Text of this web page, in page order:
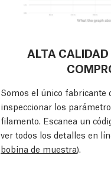
ALTA CALIDAD
Somos el único fabricante
inspeccionar los
filamento. Escanea un
ver todos los detalles en
bobina de muestra).